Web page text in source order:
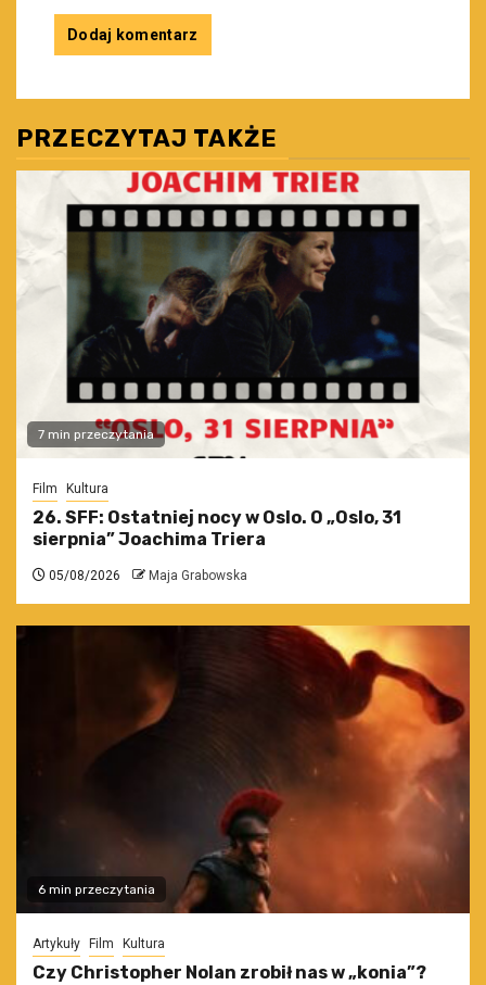
PRZECZYTAJ TAKŻE
7 min przeczytania
Film Kultura
26. SFF: Ostatniej nocy w Oslo. O „Oslo, 31
sierpnia” Joachima Triera
05/08/2026 Maja Grabowska
6 min przeczytania
Artykuły Film Kultura
Czy Christopher Nolan zrobił nas w „konia”?